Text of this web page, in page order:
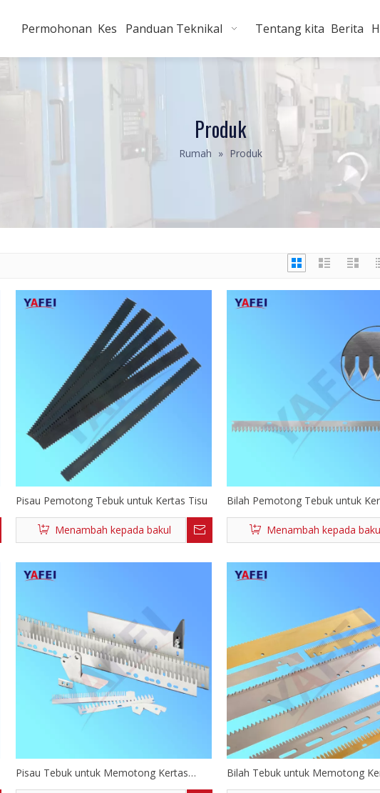
Permohonan Kes Panduan Teknikal Tentang kita Berita
Produk
Rumah » Produk
Pisau Pemotong Tebuk untuk Kertas Tisu
Menambah kepada bakul
Bilah Pemotong Tebuk untuk
Menambah kepada
Pisau Tebuk untuk Memotong Kertas
Kerajang Filem
Bilah Tebuk untuk Memotong
Kerajang Filem